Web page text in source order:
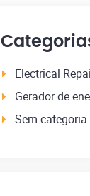
Electrical
Gerador de
Sem categoria